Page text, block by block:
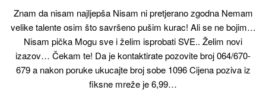
Znam da nisam najljepša Nisam ni pretjerano zgodna Nemam
velike talente osim što savršeno pušim kurac! Ali se ne bojim…
Nisam pička Mogu sve i želim isprobati SVE.. Želim novi
izazov… Čekam te! Da je kontaktirate pozovite broj 064/670-
679 a nakon poruke ukucajte broj sobe 1096 Cijena poziva iz
fiksne mreže je 6,99…